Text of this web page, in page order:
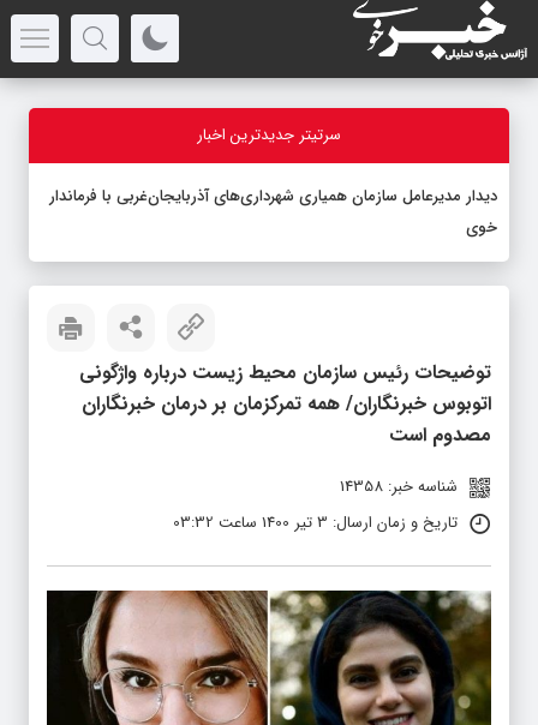
سرتیتر جدیدترین اخبار
دیدار مدیرعامل سازمان همیاری شهرداری‌های آذربایجان‌غربی با فرماندار
خوی
توضیحات رئیس سازمان محیط زیست درباره ‌واژگونی
اتوبوس خبرنگاران/ همه تمرکزمان بر ‌درمان خبرنگاران
مصدوم است‌
شناسه خبر: 14358
تاریخ و زمان ارسال: 3 تیر 1400 ساعت 03:32